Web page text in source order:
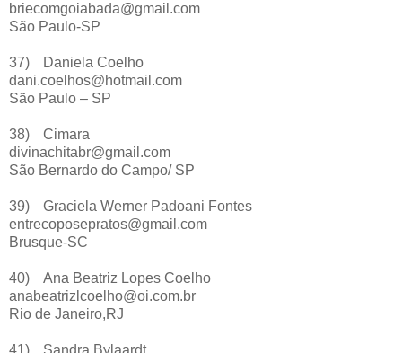
briecomgoiabada@gmail.com
São Paulo-SP
37)
Daniela Coelho
dani.coelhos@hotmail.com
São Paulo – SP
38)
Cimara
divinachitabr@gmail.com
São Bernardo do Campo/ SP
39)
Graciela Werner Padoani Fontes
entrecoposepratos@gmail.com
Brusque-SC
40)
Ana Beatriz Lopes Coelho
anabeatrizlcoelho@oi.com.br
Rio de Janeiro,RJ